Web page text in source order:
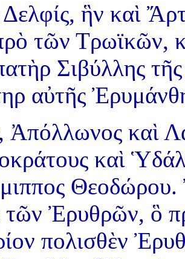
ἣν καὶ
τῶν Τρωϊκῶν,
Σιβύλλης
αὐτῆς
Ἀπόλλωνος καὶ
καὶ
Θεοδώρου.
Ἐρυθρῶν, ὃ
πολισθὲν